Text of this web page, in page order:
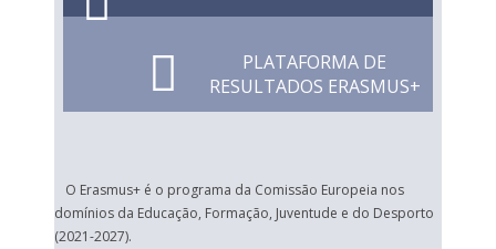
PLATAFORMA DE
RESULTADOS ERASMUS+
O Erasmus+ é o programa da Comissão Europeia nos
domínios da Educação, Formação, Juventude e do Desporto
(2021-2027).